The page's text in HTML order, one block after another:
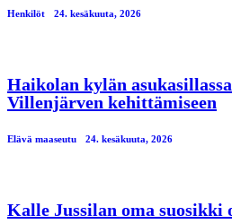
Henkilöt 24. kesäkuuta, 2026
Haikolan kylän
Villenjärven kehittämiseen
Elävä maaseutu 24. kesäkuuta, 2026
Kalle Jussilan oma suosikki